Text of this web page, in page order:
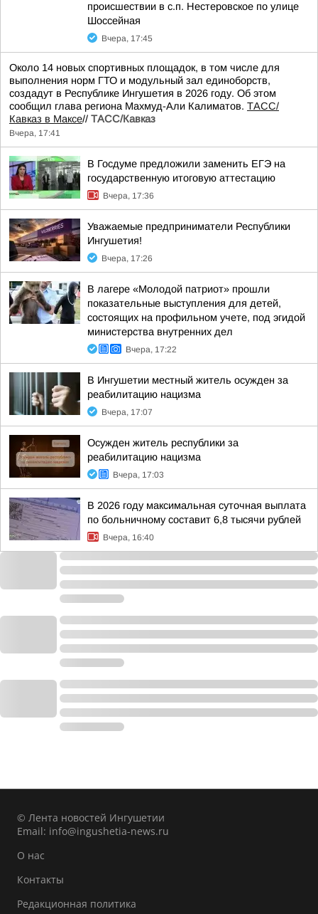
происшествии в с.п. Нестеровское по улице
Шоссейная
Вчера, 17:45
Около 14 новых спортивных площадок, в том числе для
выполнения норм ГТО и модульный зал единоборств,
создадут в Республике Ингушетия в 2026 году. Об этом
сообщил глава региона Махмуд-Али Калиматов. ТАСС/
Кавказ в Максе// ТАСС/Кавказ
Вчера, 17:41
В Госдуме предложили заменить ЕГЭ на
государственную итоговую аттестацию
Вчера, 17:36
Уважаемые предприниматели Республики
Ингушетия!
Вчера, 17:26
В лагере «Молодой патриот» прошли
показательные выступления для детей,
состоящих на профильном учете, под эгидой
министерства внутренних дел
Вчера, 17:22
В Ингушетии местный житель осужден за
реабилитацию нацизма
Вчера, 17:07
Осужден житель республики за
реабилитацию нацизма
Вчера, 17:03
В 2026 году максимальная суточная выплата
по больничному составит 6,8 тысячи рублей
Вчера, 16:40
© Лента новостей Ингушетии
Email: info@ingushetia-news.ru
О нас
Контакты
Редакционная политика